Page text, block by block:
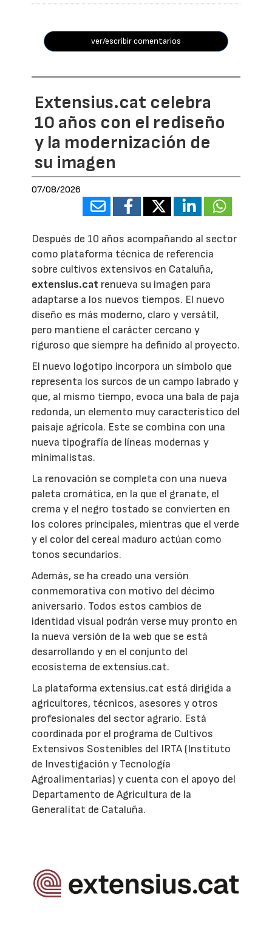
ver/escribir comentarios
Extensius.cat celebra
10 años con el rediseño
y la modernización de
su imagen
07/08/2026
Después de 10 años acompañando al sector
como plataforma técnica de referencia
sobre cultivos extensivos en Cataluña,
extensius.cat renueva su imagen para
adaptarse a los nuevos tiempos. El nuevo
diseño es más moderno, claro y versátil,
pero mantiene el carácter cercano y
riguroso que siempre ha definido al proyecto.
El nuevo logotipo incorpora un símbolo que
representa los surcos de un campo labrado y
que, al mismo tiempo, evoca una bala de paja
redonda, un elemento muy característico del
paisaje agrícola. Este se combina con una
nueva tipografía de líneas modernas y
minimalistas.
La renovación se completa con una nueva
paleta cromática, en la que el granate, el
crema y el negro tostado se convierten en
los colores principales, mientras que el verde
y el color del cereal maduro actúan como
tonos secundarios.
Además, se ha creado una versión
conmemorativa con motivo del décimo
aniversario. Todos estos cambios de
identidad visual podrán verse muy pronto en
la nueva versión de la web que se está
desarrollando y en el conjunto del
ecosistema de extensius.cat.
La plataforma extensius.cat está dirigida a
agricultores, técnicos, asesores y otros
profesionales del sector agrario. Está
coordinada por el programa de Cultivos
Extensivos Sostenibles del IRTA (Instituto
de Investigación y Tecnología
Agroalimentarias) y cuenta con el apoyo del
Departamento de Agricultura de la
Generalitat de Cataluña.